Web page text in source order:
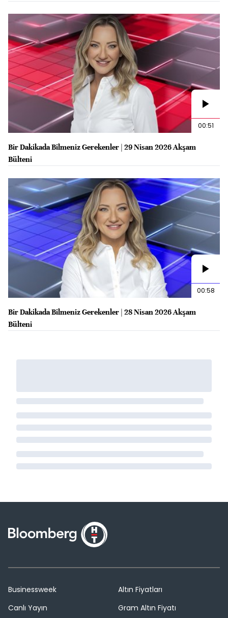
00:51
Bir Dakikada Bilmeniz Gerekenler | 29 Nisan 2026 Akşam
Bülteni
00:58
Bir Dakikada Bilmeniz Gerekenler | 28 Nisan 2026 Akşam
Bülteni
Businessweek
Canlı Yayın
Altın Fiyatları
Gram Altın Fiyatı